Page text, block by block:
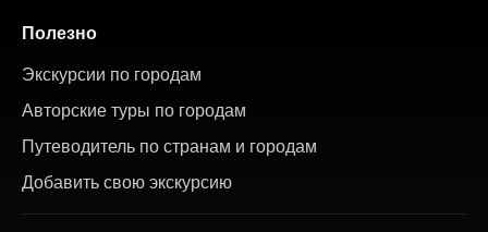
Полезно
Экскурсии по городам
Авторские туры по городам
Путеводитель по странам и городам
Добавить свою экскурсию